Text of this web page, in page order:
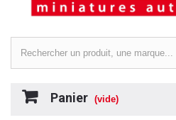
Panier (vide)